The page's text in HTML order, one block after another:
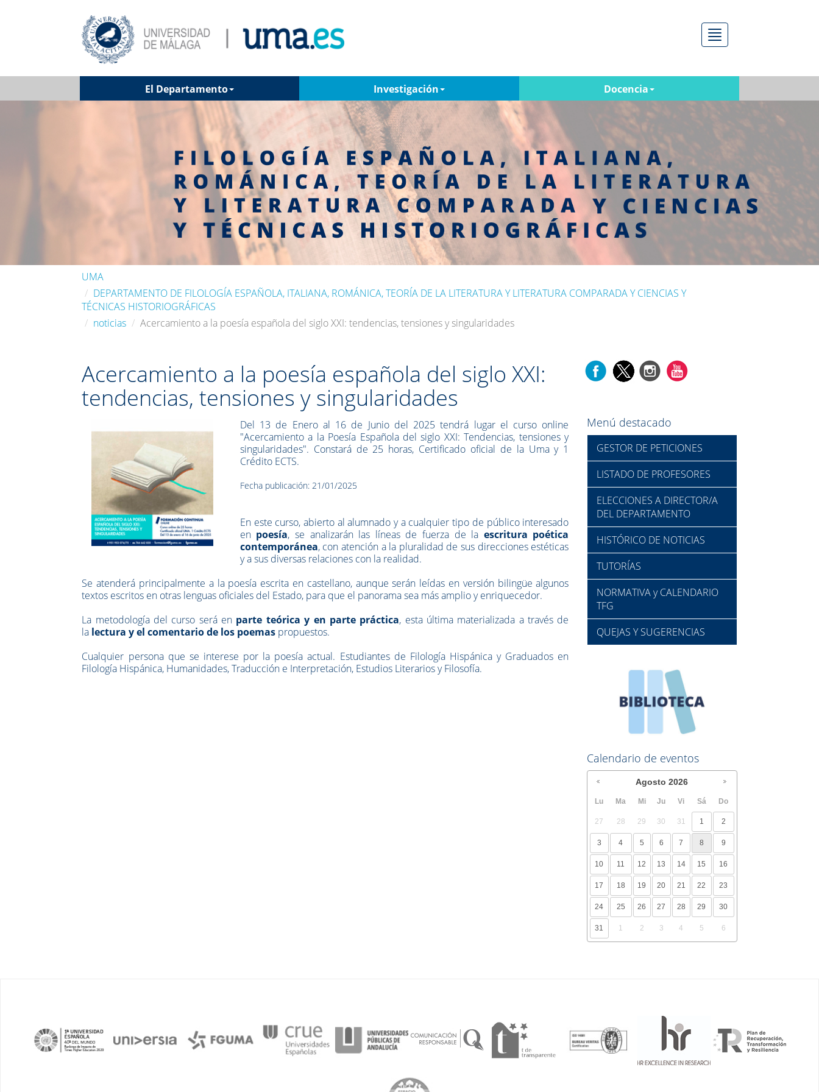
Menú
El Departamento Investigación Docencia
UMA
DEPARTAMENTO DE FILOLOGÍA ESPAÑOLA, ITALIANA, ROMÁNICA, TEORÍA DE LA LITERATURA Y LITERATURA COMPARADA Y CIENCIAS Y
TÉCNICAS HISTORIOGRÁFICAS
noticias
Acercamiento a la poesía española del siglo XXI: tendencias, tensiones y singularidades
Acercamiento a la poesía española del siglo XXI:
tendencias, tensiones y singularidades
Del 13 de Enero al 16 de Junio del 2025 tendrá lugar el curso online
"Acercamiento a la Poesía Española del siglo XXI: Tendencias, tensiones y
singularidades". Constará de 25 horas, Certificado oficial de la Uma y 1
Crédito ECTS.
Fecha publicación: 21/01/2025
En este curso, abierto al alumnado y a cualquier tipo de público interesado
en poesía, se analizarán las líneas de fuerza de la escritura poética
contemporánea, con atención a la pluralidad de sus direcciones estéticas
y a sus diversas relaciones con la realidad.
Se atenderá principalmente a la poesía escrita en castellano, aunque serán leídas en versión bilingüe algunos
textos escritos en otras lenguas oficiales del Estado, para que el panorama sea más amplio y enriquecedor.
La metodología del curso será en parte teórica y en parte práctica, esta última materializada a través de
la lectura y el comentario de los poemas propuestos.
Cualquier persona que se interese por la poesía actual. Estudiantes de Filología Hispánica y Graduados en
Filología Hispánica, Humanidades, Traducción e Interpretación, Estudios Literarios y Filosofía.
Menú destacado
GESTOR DE PETICIONES
LISTADO DE PROFESORES
ELECCIONES A DIRECTOR/A
DEL DEPARTAMENTO
HISTÓRICO DE NOTICIAS
TUTORÍAS
NORMATIVA y CALENDARIO
TFG
QUEJAS Y SUGERENCIAS
Calendario de eventos
Agosto 2026
Lu Ma Mi Ju Vi Sá Do
27 28 29 30 31 1 2
3 4 5 6 7 8 9
10 11 12 13 14 15 16
17 18 19 20 21 22 23
24 25 26 27 28 29 30
31 1 2 3 4 5 6